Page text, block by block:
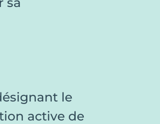
le
active de